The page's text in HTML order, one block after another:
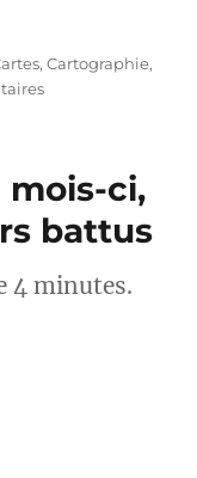
,Cartographie,
sur
carte
pour
savoir
se
mois-ci,
battus
4 minutes.